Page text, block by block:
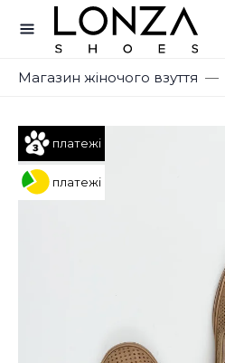
Магазин жіночого взуття
платежі
платежі